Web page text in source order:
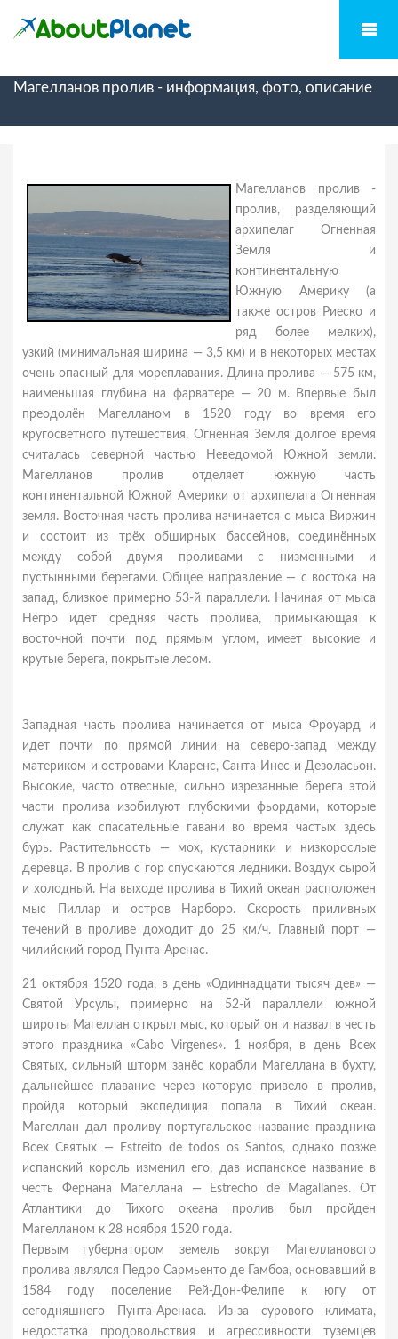
Магелланов пролив - информация, фото, описание
Магелланов пролив -
пролив, разделяющий
архипелаг Огненная
Земля и
континентальную
Южную Америку (а
также остров Риеско и
ряд более мелких),
узкий (минимальная ширина — 3,5 км) и в некоторых местах
очень опасный для мореплавания. Длина пролива — 575 км,
наименьшая глубина на фарватере — 20 м. Впервые был
преодолён Магелланом в 1520 году во время его
кругосветного путешествия, Огненная Земля долгое время
считалась северной частью Неведомой Южной земли.
Магелланов пролив отделяет южную часть
континентальной Южной Америки от архипелага Огненная
земля. Восточная часть пролива начинается с мыса Виржин
и состоит из трёх обширных бассейнов, соединённых
между собой двумя проливами с низменными и
пустынными берегами. Общее направление — с востока на
запад, близкое примерно 53-й параллели. Начиная от мыса
Негро идет средняя часть пролива, примыкающая к
восточной почти под прямым углом, имеет высокие и
крутые берега, покрытые лесом.
Западная часть пролива начинается от мыса Фроуард и
идет почти по прямой линии на северо-запад между
материком и островами Кларенс, Санта-Инес и Дезоласьон.
Высокие, часто отвесные, сильно изрезанные берега этой
части пролива изобилуют глубокими фьордами, которые
служат как спасательные гавани во время частых здесь
бурь. Растительность — мох, кустарники и низкорослые
деревца. В пролив с гор спускаются ледники. Воздух сырой
и холодный. На выходе пролива в Тихий океан расположен
мыс Пиллар и остров Нарборо. Скорость приливных
течений в проливе доходит до 25 км/ч. Главный порт —
чилийский город Пунта-Аренас.
21 октября 1520 года, в день «Одиннадцати тысяч дев» —
Святой Урсулы, примерно на 52-й параллели южной
широты Магеллан открыл мыс, который он и назвал в честь
этого праздника «Cabo Virgenes». 1 ноября, в день Всех
Святых, сильный шторм занёс корабли Магеллана в бухту,
дальнейшее плавание через которую привело в пролив,
пройдя который экспедиция попала в Тихий океан.
Магеллан дал проливу португальское название праздника
Всех Святых — Estreito de todos os Santos, однако позже
испанский король изменил его, дав испанское название в
честь Фернана Магеллана — Estrecho de Magallanes. От
Атлантики до Тихого океана пролив был пройден
Магелланом к 28 ноября 1520 года.
Первым губернатором земель вокруг Магелланового
пролива являлся Педро Сармьенто де Гамбоа, основавший в
1584 году поселение Рей-Дон-Фелипе к югу от
сегодняшнего Пунта-Аренаса. Из-за сурового климата,
недостатка продовольствия и агрессивности туземцев